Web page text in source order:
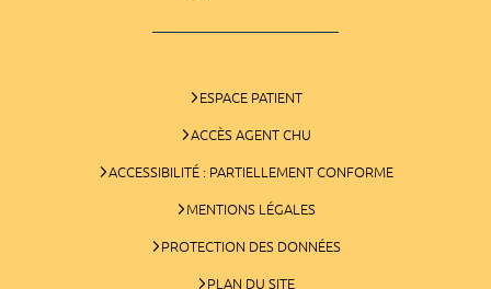
ESPACE PATIENT
ACCÈS AGENT CHU
ACCESSIBILITÉ : PARTIELLEMENT CONFORME
MENTIONS LÉGALES
PROTECTION DES DONNÉES
PLAN DU SITE